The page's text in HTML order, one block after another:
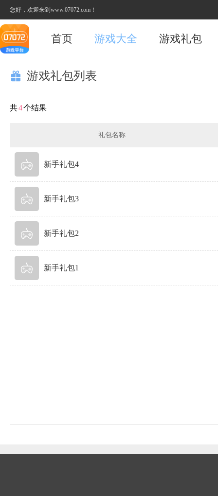
您好，欢迎来到www.07072.com！
首页 游戏大全 游戏礼包
 游戏礼包列表
共4个结果
礼包名称
新手礼包4
新手礼包3
新手礼包2
新手礼包1